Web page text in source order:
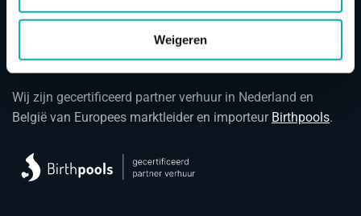
Weigeren
Bevallingsbaden
Wij zijn gecertificeerd partner verhuur in Nederland en
België van Europees marktleider en importeur Birthpools.